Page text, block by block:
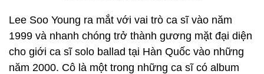
Lee Soo Young ra mắt với vai trò ca sĩ vào năm
1999 và nhanh chóng trở thành gương mặt đại diện
cho giới ca sĩ solo ballad tại Hàn Quốc vào những
năm 2000. Cô là một trong những ca sĩ có album